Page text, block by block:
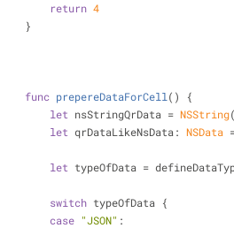
return 4
    }
func prepereDataForCell ()
{
let nsStringQrData = NSString
let qrDataLikeNsData: NSData
let typeOfData =
switch typeOfData {
case "JSON" :